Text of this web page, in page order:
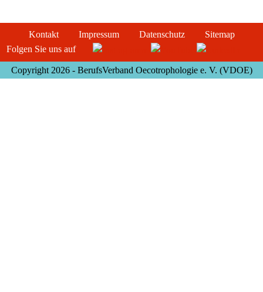
Kontakt Impressum Datenschutz
Sitemap
Folgen Sie uns auf
Copyright 2026 - BerufsVerband Oecotrophologie e. V. (VDOE)